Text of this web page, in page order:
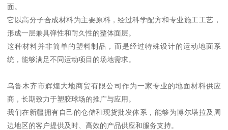
面。
它以高分子合成材料为主要原料，经过科学配方和专业施工工艺，
形成一层兼具弹性和耐久性的整体面层。
这种材料并非简单的塑料制品，而是经过特殊设计的运动地面系
统，能够满足不同运动项目的场地需求。
乌鲁木齐市辉煌大地商贸有限公司作为一家专业的地面材料供应
商，长期致力于塑胶球场的推广与应用。
我们在新疆拥有自己的仓储和现货批发体系，能够为博尔塔拉及周
边地区的客户提供及时、高效的产品供应和服务支持。